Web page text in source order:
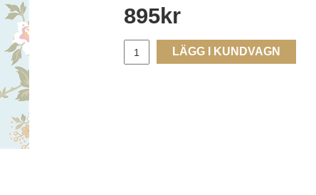
895kr
LÄGG I KUNDVAGN